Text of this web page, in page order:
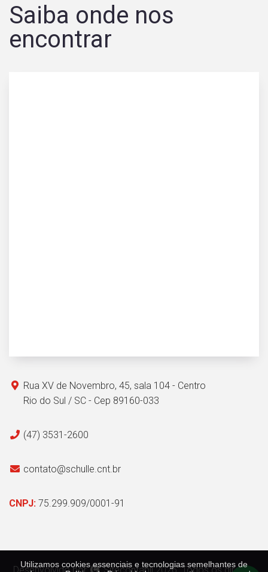
Utilizamos cookies essenciais e tecnologias semelhantes de
Saiba onde nos
encontrar
Rua XV de Novembro, 45, sala 104 - Centro
Rio do Sul / SC - Cep 89160-033
(47) 3531-2600
contato@schulle.cnt.br
CNPJ: 75.299.909/0001-91
Desenvolvido por Sitecontabil2026. Todos os direitos